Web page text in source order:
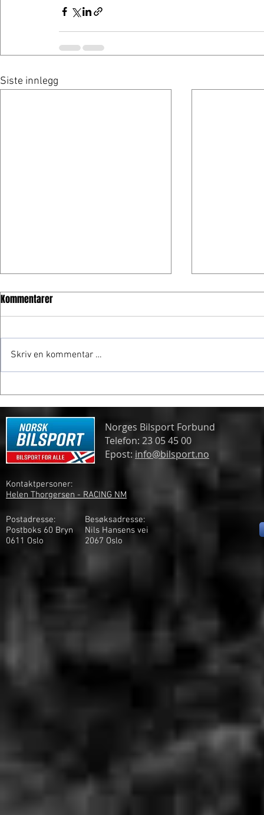
Siste innlegg
Frogner gjør
Kommentarer
Skriv en kommentar …
Norges Bilsport Forbund
Telefon: 23 05 45 00
Epost: info@bilsport.no
Postadresse:
Postboks 60 Bryn
0611 Oslo
Besøksadresse:
Nils Hansens vei
2067 Oslo
Kontaktpersoner:
Helen Thorgersen - RACING NM